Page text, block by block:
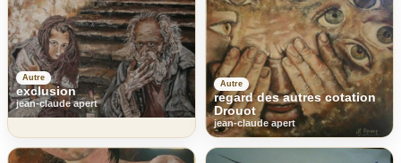
Autre
exclusion
jean-claude apert
Autre
regard des autres cotation
Drouot
jean-claude apert